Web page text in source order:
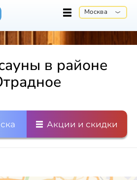
Москва
в районе
Акции и скидки